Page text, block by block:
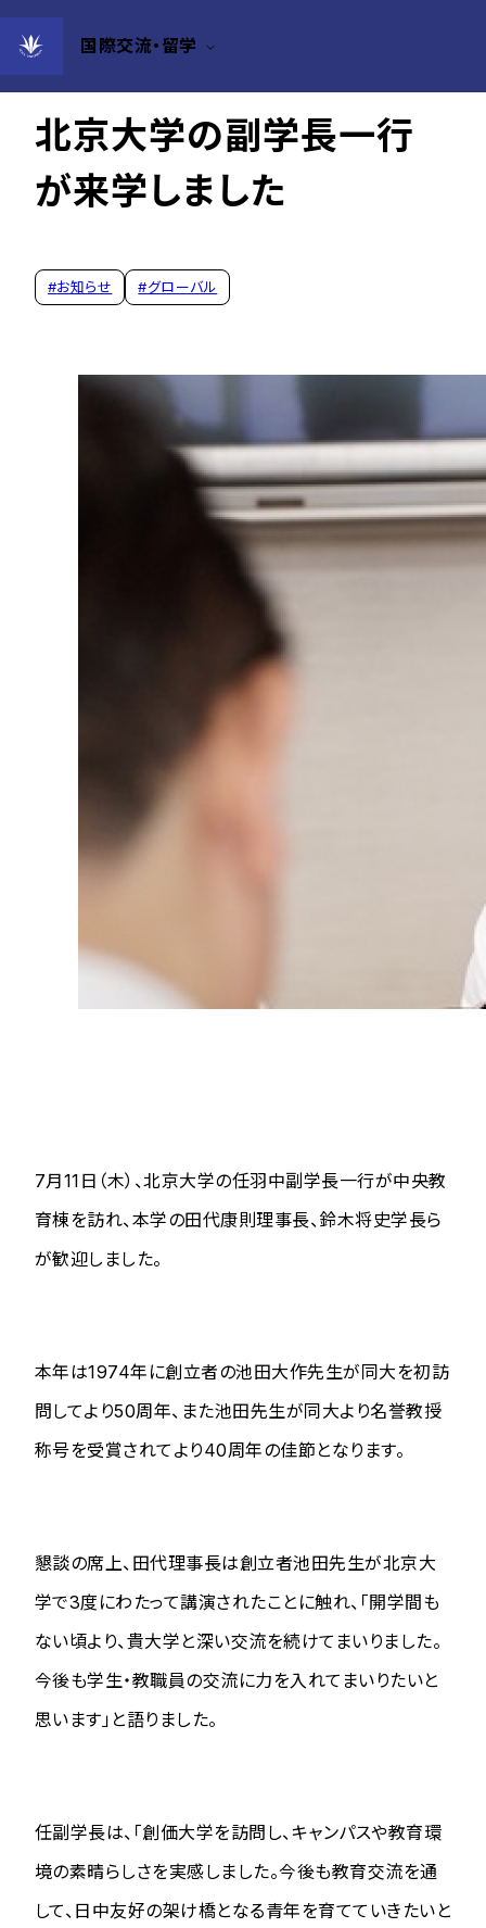
国際交流・留学
2024年07月23日
北京大学の副学長一行
が来学しました
#お知らせ #グローバル
7月11日（木）、北京大学の任羽中副学長一行が中央教
育棟を訪れ、本学の田代康則理事長、鈴木将史学長ら
が歓迎しました。
本年は1974年に創立者の池田大作先生が同大を初訪
問してより50周年、また池田先生が同大より名誉教授
称号を受賞されてより40周年の佳節となります。
懇談の席上、田代理事長は創立者池田先生が北京大
学で3度にわたって講演されたことに触れ、「開学間も
ない頃より、貴大学と深い交流を続けてまいりました。
今後も学生・教職員の交流に力を入れてまいりたいと
思います」と語りました。
任副学長は、「創価大学を訪問し、キャンパスや教育環
境の素晴らしさを実感しました。今後も教育交流を通
して、日中友好の架け橋となる青年を育てていきたいと